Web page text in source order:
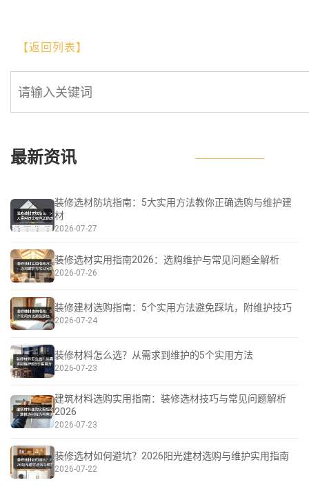
【返回列表】
最新资讯
装修选材防坑指南：5大实用方法教你正确选购与维护建
材
2026-07-27
装修选材实用指南2026：选购维护与常见问题全解析
2026-07-26
装修建材选购指南：5个实用方法避免踩坑，附维护技巧
2026-07-24
装修材料怎么选？从需求到维护的5个实用方法
2026-07-23
建筑材料选购实用指南：装修选材技巧与常见问题解析
2026
2026-07-23
装修选材如何避坑？2026阳光建材选购与维护实用指南
2026-07-22